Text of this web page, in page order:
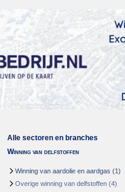
Alle sectoren en branches
Winning van delfstoffen
Winning van aardolie en aardgas (1)
Overige winning van delfstoffen (4)